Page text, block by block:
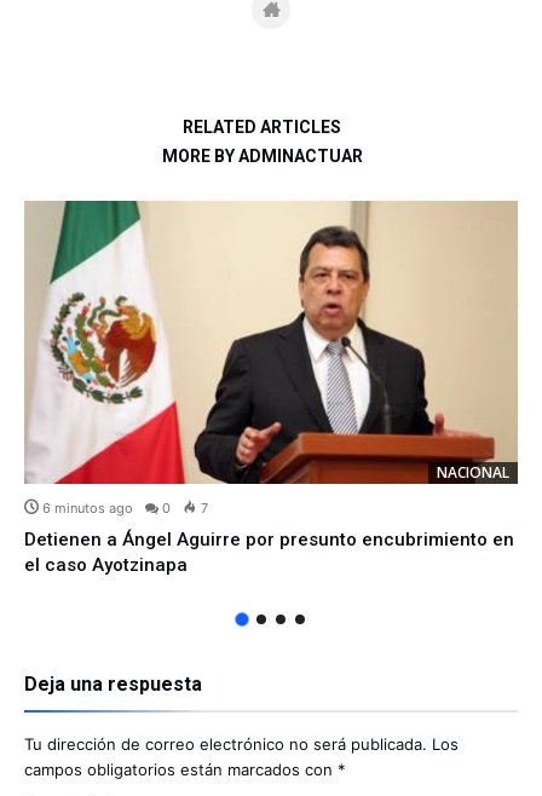
RELATED ARTICLES
MORE BY ADMINACTUAR
NACIONAL
6 minutos ago 0 7
Detienen a Ángel Aguirre por presunto encubrimiento en
el caso Ayotzinapa
Deja una respuesta
Tu dirección de correo electrónico no será publicada. Los
campos obligatorios están marcados con *